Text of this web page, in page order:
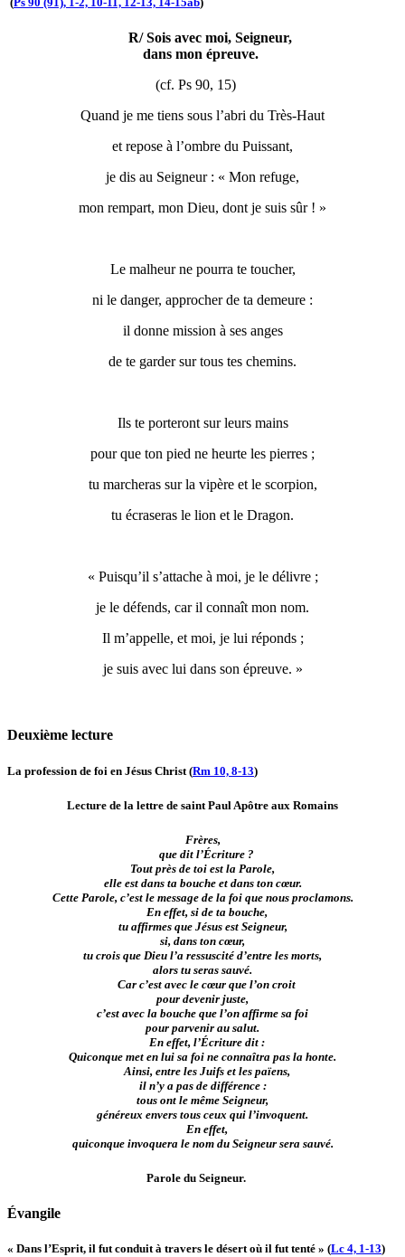
R/ Sois avec moi, Seigneur,
dans mon épreuve.
(cf. Ps 90, 15)
Quand je me tiens sous l’abri du Très-Haut
et repose à l’ombre du Puissant,
je dis au Seigneur : « Mon refuge,
mon rempart, mon Dieu, dont je suis sûr ! »
Le malheur ne pourra te toucher,
ni le danger, approcher de ta demeure :
il donne mission à ses anges
de te garder sur tous tes chemins.
Ils te porteront sur leurs mains
pour que ton pied ne heurte les pierres ;
tu marcheras sur la vipère et le scorpion,
tu écraseras le lion et le Dragon.
« Puisqu’il s’attache à moi, je le délivre ;
je le défends, car il connaît mon nom.
Il m’appelle, et moi, je lui réponds ;
je suis avec lui dans son épreuve. »
Deuxième lecture
La profession de foi en Jésus Christ (Rm 10, 8-13)
Lecture de la lettre de saint Paul Apôtre aux Romains
Frères,
que dit l’Écriture ?
Tout près de toi est la Parole,
elle est dans ta bouche et dans ton cœur.
Cette Parole, c’est le message de la foi que nous proclamons.
En effet, si de ta bouche,
tu affirmes que Jésus est Seigneur,
si, dans ton cœur,
tu crois que Dieu l’a ressuscité d’entre les morts,
alors tu seras sauvé.
Car c’est avec le cœur que l’on croit
pour devenir juste,
c’est avec la bouche que l’on affirme sa foi
pour parvenir au salut.
En effet, l’Écriture dit :
Quiconque met en lui sa foi ne connaîtra pas la honte.
Ainsi, entre les Juifs et les païens,
il n’y a pas de différence :
tous ont le même Seigneur,
généreux envers tous ceux qui l’invoquent.
En effet,
quiconque invoquera le nom du Seigneur sera sauvé.
Parole du Seigneur.
Évangile
« Dans l’Esprit, il fut conduit à travers le désert où il fut tenté » (Lc 4, 1-13)